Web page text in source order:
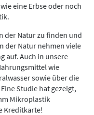
eine Erbse oder noch
der Natur zu finden und
der Natur nehmen viele
auf. Auch in unsere
wie
sowie über die
Studie hat gezeigt,
Mikroplastik
Kreditkarte!